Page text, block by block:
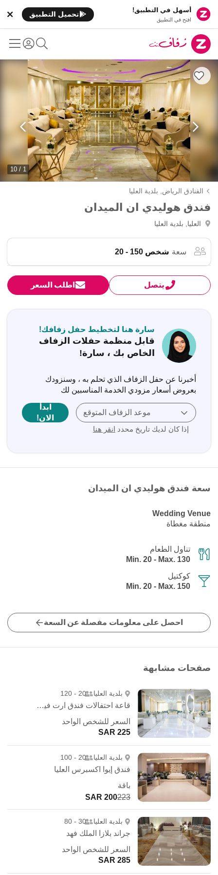
أسهل في التطبيق!
افتح في التطبيق
تحميل التطبيق
1 / 10
الفنادق الرياض, بلدية العليا
فندق هوليدي ان الميدان
سعة شخص 150 - 20
يتصل اطلب السعر
سارة هنا لتخطيط حفل زفافك!
قابل منظمة حفلات الزفاف
الخاص بك ، سارة!
أخبرنا عن حفل الزفاف الذي تحلم به ، وسنزودك
بعروض أسعار مزودي الخدمة المناسبين لك
موعد الزفاف المتوقع
إذا كان لديك تاريخ محدد انقر هنا
ابدأ
الان!
سعة فندق هوليدي ان الميدان
Wedding Venue
منطقة مغطاة
تناول الطعام
Min. 20 - Max. 130
كوكتيل
Min. 20 - Max. 150
احصل على معلومات مفصلة عن السعة
صفحات مشابهة
بلدية العليا 20 - 120
قاعة احتفالات فندق ارت فيو - الرياض
السعر للشخص الواحد
225 SAR
بلدية العليا 20 - 100
فندق إيوا اكسبرس العليا
باقة
223
200 SAR
بلدية العليا 30 - 80
جراند بلازا الملك فهد
السعر للشخص الواحد
285 SAR